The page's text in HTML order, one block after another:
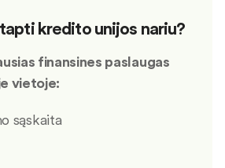
kredito unijos nariu?
finansines paslaugas
vietoje:
sąskaita